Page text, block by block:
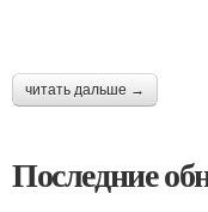
читать дальше →
Последние